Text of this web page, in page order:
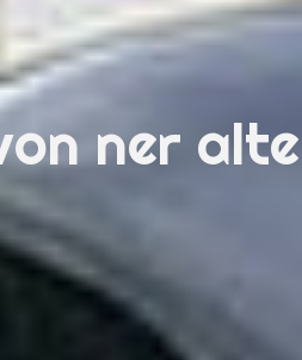
ner